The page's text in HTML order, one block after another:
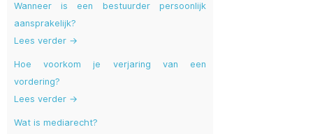
Wanneer is een bestuurder persoonlijk
aansprakelijk?
Lees verder →
Hoe voorkom je verjaring van een
vordering?
Lees verder →
Wat is mediarecht?